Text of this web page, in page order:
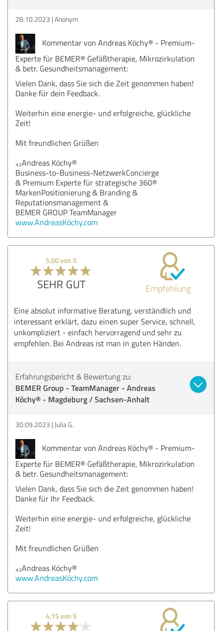
28.10.2023 Anonym
Kommentar von Andreas Köchy® - Premium-
Experte für BEMER® Gefäßtherapie, Mikrozirkulation
& betr. Gesundheitsmanagement:
Vielen Dank, dass Sie sich die Zeit genommen haben!
Danke für dein Feedback.
Weiterhin eine energie- und erfolgreiche, glückliche
Zeit!
Mit freundlichen Grüßen
₄₂Andreas Köchy®
Business-to-Business-NetzwerkConcierge
& Premium Experte für strategische 360®
MarkenPositionierung & Branding &
Reputationsmanagement &
BEMER GROUP TeamManager
www.AndreasKöchy.com
5,00 von 5
SEHR GUT Empfehlung
Eine absolut informative Beratung, verständlich und
interessant erklärt, dazu einen super Service, schnell,
unkompliziert - einfach hervorragend und sehr zu
empfehlen. Bei Andreas ist man in guten Händen.
Erfahrungsbericht & Bewertung zu:
BEMER Group - TeamManager - Andreas
Köchy® - Magdeburg / Sachsen-Anhalt
30.09.2023 Julia G.
Kommentar von Andreas Köchy® - Premium-
Experte für BEMER® Gefäßtherapie, Mikrozirkulation
& betr. Gesundheitsmanagement:
Vielen Dank, dass Sie sich die Zeit genommen haben!
Danke für Ihr Feedback.
Weiterhin eine energie- und erfolgreiche, glückliche
Zeit!
Mit freundlichen Grüßen
₄₂Andreas Köchy®
www.AndreasKöchy.com
4,15 von 5